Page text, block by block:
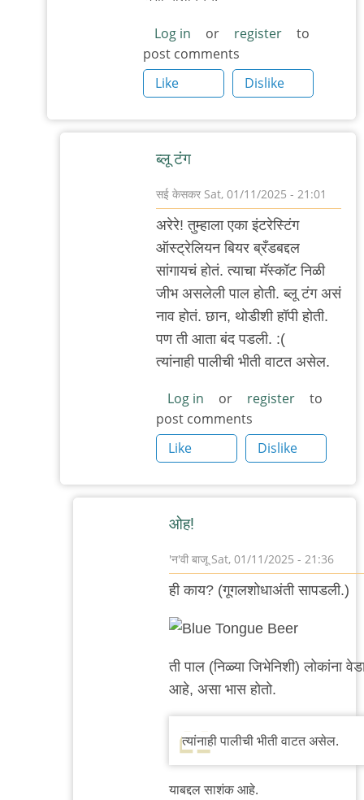
Log in or register
to
post comments
Like
Dislike
ब्लू टंग
सई केसकर Sat, 01/11/2025 - 21:01
In
reply
to
बाजू
अरेरे! तुम्हाला एका इंटरेस्टिंग
ऑस्ट्रेलियन बियर ब्रँडबद्दल
सांगायचं होतं. त्याचा मॅस्कॉट निळी
जीभ असलेली पाल होती. ब्लू टंग असं
नाव होतं. छान, थोडीशी हॉपी होती.
पण ती आता बंद पडली. :(
त्यांनाही पालीची भीती वाटत असेल.
Log in or register
to
post comments
Like
Dislike
ओह!
'न'वी बाजूSat, 01/11/2025 - 21:36
In
reply
to
टंग
by
सई
केसकर
ही काय? (गूगलशोधाअंती सापडली.)
ती पाल (निळ्या जिभेनिशी) लोकांना
आहे, असा भास होतो.
त्यांनाही पालीची भीती वाटत असेल.
याबद्दल साशंक आहे.